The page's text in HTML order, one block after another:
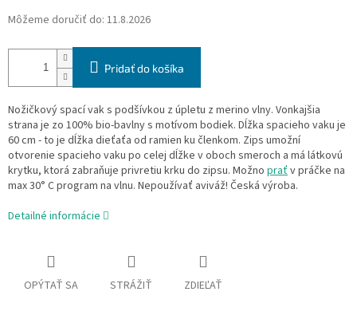
Môžeme doručiť do: 11.8.2026
Pridať do košíka
Nožičkový spací vak s podšívkou z úpletu z merino vlny. Vonkajšia
strana je zo 100% bio-bavlny s motívom bodiek. Dĺžka spacieho vaku je
60 cm - to je dĺžka dieťaťa od ramien ku členkom. Zips umožní
otvorenie spacieho vaku po celej dĺžke v oboch smeroch a má látkovú
krytku, ktorá zabraňuje privretiu krku do zipsu. Možno praťv práčke na
max 30° C program na vlnu. Nepoužívať aviváž! Česká výroba.
Detailné informácie
OPÝTAŤ SA STRÁŽIŤ ZDIEĽAŤ